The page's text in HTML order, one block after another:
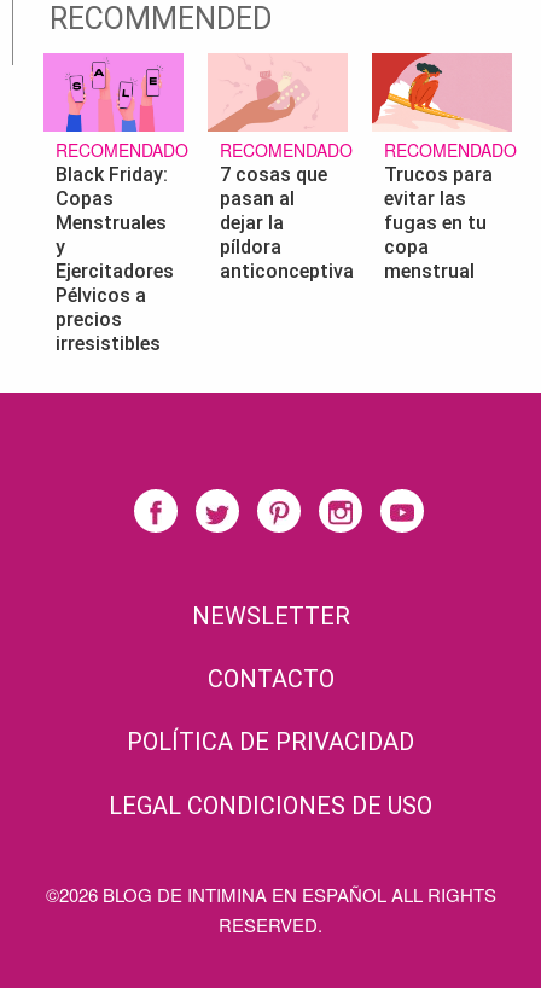
RECOMMENDED
RECOMENDADO
Black Friday:
Copas
Menstruales
y
Ejercitadores
Pélvicos a
precios
irresistibles
RECOMENDADO
7 cosas que
pasan al
dejar la
píldora
anticonceptiva
RECOMENDADO
Trucos para
evitar las
fugas en tu
copa
menstrual
NEWSLETTER
CONTACTO
POLÍTICA DE PRIVACIDAD
LEGAL CONDICIONES DE USO
©2026 BLOG DE INTIMINA EN ESPAÑOL ALL RIGHTS
RESERVED.